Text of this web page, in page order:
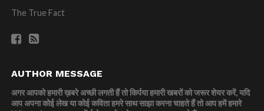
The True Fact
AUTHOR MESSAGE
अगर आपको हमारी ख़बरे अच्छी लगती हैं तो किर्पया हमारी खबरों को जरूर शेयर करें, यदि
आप अपना कोई लेख या कोई कविता हमरे साथ साझा करना चाहते हैं तो आप हमें हमारे